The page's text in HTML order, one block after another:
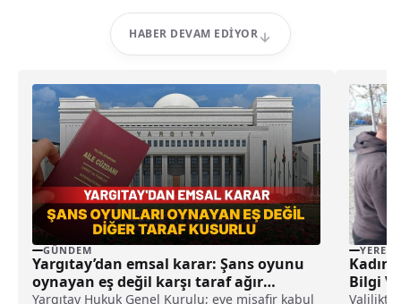
HABER DEVAM EDIYOR
GÜNDEM
Yargıtay’dan emsal karar: Şans oyunu
oynayan eş değil karşı taraf ağır
kusurlu sayıldı
Yargıtay Hukuk Genel Kurulu; eve misafir kabul
YEREL
Kadın
Bilgi